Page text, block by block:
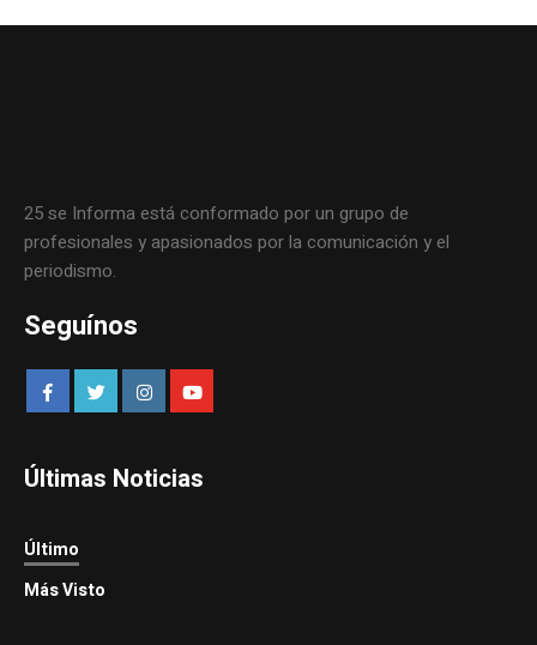
25 se Informa está conformado por un grupo de
profesionales y apasionados por la comunicación y el
periodismo.
Seguínos
Últimas Noticias
Último
Más Visto